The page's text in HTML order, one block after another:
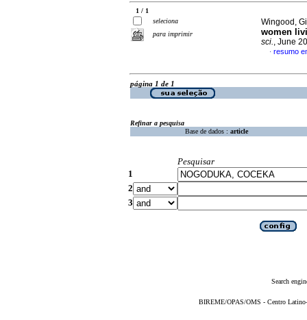
1 / 1
seleciona
para imprimir
Wingood,
women
sci., June
· resumo
página 1 de 1
Refinar a pesquisa
Base de dados : article
Pesquisar
1
2
3
Search
BIREME/OPAS/OMS - Centro Latino-